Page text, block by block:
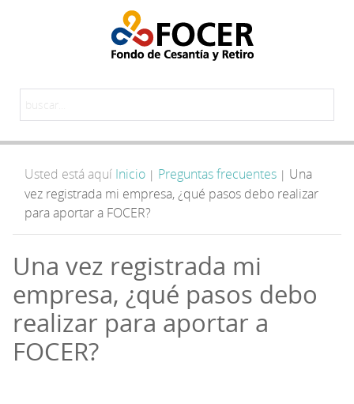
Usted está aquí Inicio | Preguntas frecuentes | Una
vez registrada mi empresa, ¿qué pasos debo realizar
para aportar a FOCER?
Una vez registrada mi
empresa, ¿qué pasos debo
realizar para aportar a
FOCER?